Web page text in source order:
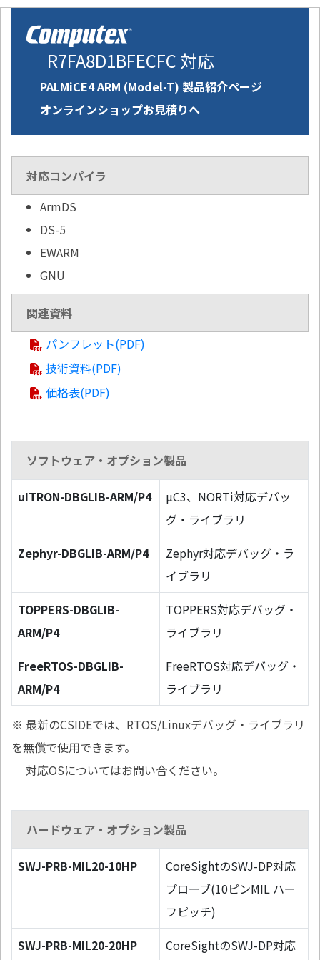
R7FA8D1BFECFC 対応
PALMiCE4 ARM (Model-T) 製品紹介ページ
オンラインショップお見積りへ
対応コンパイラ
ArmDS
DS-5
EWARM
GNU
関連資料
パンフレット(PDF)
技術資料(PDF)
価格表(PDF)
ソフトウェア・オプション製品
uITRON-DBGLIB-ARM/P4
µC3、NORTi対応デバッ
グ・ライブラリ
Zephyr-DBGLIB-ARM/P4
Zephyr対応デバッグ・ラ
イブラリ
TOPPERS-DBGLIB-
ARM/P4
TOPPERS対応デバッグ・
ライブラリ
FreeRTOS-DBGLIB-
ARM/P4
FreeRTOS対応デバッグ・
ライブラリ
※ 最新のCSIDEでは、RTOS/Linuxデバッグ・ライブラリ
を無償で使用できます。
対応OSについてはお問い合ください。
ハードウェア・オプション製品
SWJ-PRB-MIL20-10HP
CoreSightのSWJ-DP対応
プローブ(10ピンMIL ハー
フピッチ)
SWJ-PRB-MIL20-20HP
CoreSightのSWJ-DP対応